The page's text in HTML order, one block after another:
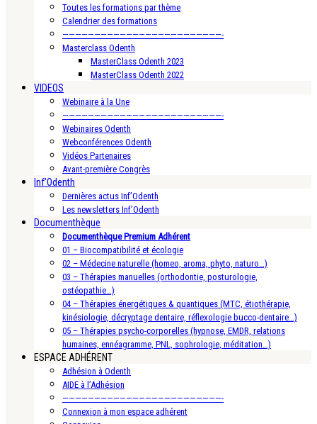
Toutes les formations par thème
Calendrier des formations
—————————————————————————-
Masterclass Odenth
MasterClass Odenth 2023
MasterClass Odenth 2022
VIDEOS
Webinaire à la Une
—————————————————————————-
Webinaires Odenth
Webconférences Odenth
Vidéos Partenaires
Avant-première Congrès
Inf’Odenth
Dernières actus Inf’Odenth
Les newsletters Inf’Odenth
Documenthèque
Documenthèque Premium Adhérent
01 – Biocompatibilité et écologie
02 – Médecine naturelle (homeo, aroma, phyto, naturo…)
03 – Thérapies manuelles (orthodontie, posturologie,
ostéopathie…)
04 – Thérapies énergétiques & quantiques (MTC, étiothérapie,
kinésiologie, décryptage dentaire, réflexologie bucco-dentaire…)
05 – Thérapies psycho-corporelles (hypnose, EMDR, relations
humaines, ennéagramme, PNL, sophrologie, méditation…)
ESPACE ADHÉRENT
Adhésion à Odenth
AIDE à l’Adhésion
—————————————————————————-
Connexion à mon espace adhérent